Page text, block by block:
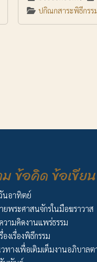
ปกิณกสาระพิธีกรร
ข้อคิด ข้อเขียน
นอาทิตย์
พระศาสนจักรในมือฆราวาส
ามคิดงานแพร่ธรรม
องเรื่องพิธีกรรม
ทางเพื่อเติมเต็มงานอภิบาลต